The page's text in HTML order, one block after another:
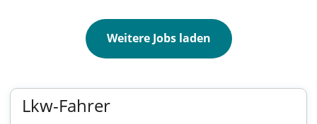
Weitere Jobs laden
Lkw-Fahrer